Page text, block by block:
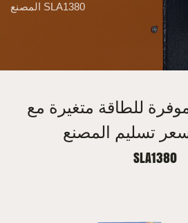
المصنع SLA1380
للطاقة متغيرة مع
SLA1380